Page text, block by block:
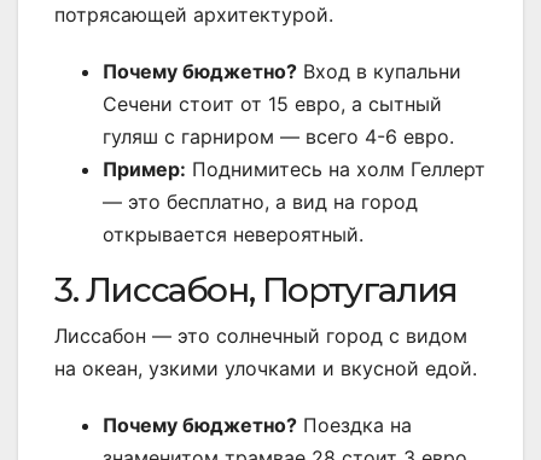
потрясающей архитектурой.
Почему бюджетно? Вход в купальни
Сечени стоит от 15 евро, а сытный
гуляш с гарниром — всего 4-6 евро.
Пример: Поднимитесь на холм Геллерт
— это бесплатно, а вид на город
открывается невероятный.
3. Лиссабон, Португалия
Лиссабон — это солнечный город с видом
на океан, узкими улочками и вкусной едой.
Почему бюджетно? Поездка на